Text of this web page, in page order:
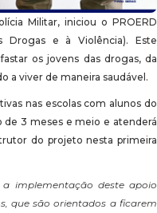
Militar, iniciou o PROERD
Drogas e à Violência). Este
os jovens das drogas, da
a viver de maneira saudável.
nas escolas com alunos do
de 3 meses e meio e atenderá
do projeto nesta primeira
implementação deste apoio
que são orientados a ficarem